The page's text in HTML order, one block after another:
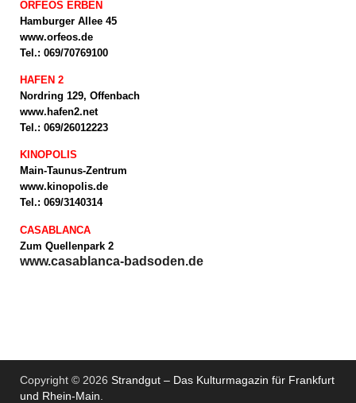
ORFEOS ERBEN
Hamburger Allee 45
www.orfeos.de
Tel.: 069/70769100
HAFEN 2
Nordring 129, Offenbach
www.hafen2.net
Tel.: 069/26012223
KINOPOLIS
Main-Taunus-Zentrum
www.kinopolis.de
Tel.: 069/3140314
CASABLANCA
Zum Quellenpark 2
www.casablanca-badsoden.de
Copyright © 2026 Strandgut – Das Kulturmagazin für Frankfurt
und Rhein-Main